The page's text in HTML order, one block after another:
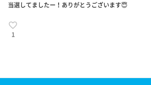
当選してましたー！ありがとうございます😇
1